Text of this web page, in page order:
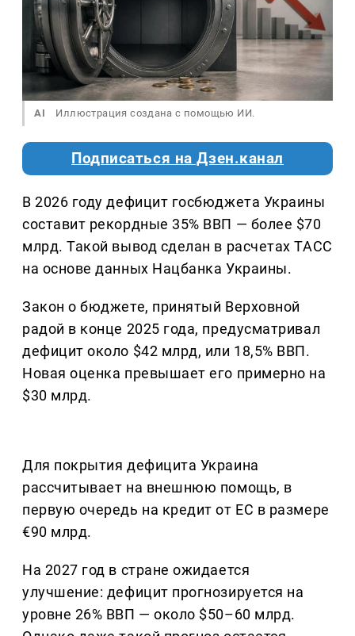
AI Иллюстрация создана с помощью ИИ.
Подписаться на Дзен.канал
В 2026 году дефицит госбюджета Украины
составит рекордные 35% ВВП — более $70
млрд. Такой вывод сделан в расчетах ТАСС
на основе данных Нацбанка Украины.
Закон о бюджете, принятый Верховной
радой в конце 2025 года, предусматривал
дефицит около $42 млрд, или 18,5% ВВП.
Новая оценка превышает его примерно на
$30 млрд.
Для покрытия дефицита Украина
рассчитывает на внешнюю помощь, в
первую очередь на кредит от ЕС в размере
€90 млрд.
На 2027 год в стране ожидается
улучшение: дефицит прогнозируется на
уровне 26% ВВП — около $50–60 млрд.